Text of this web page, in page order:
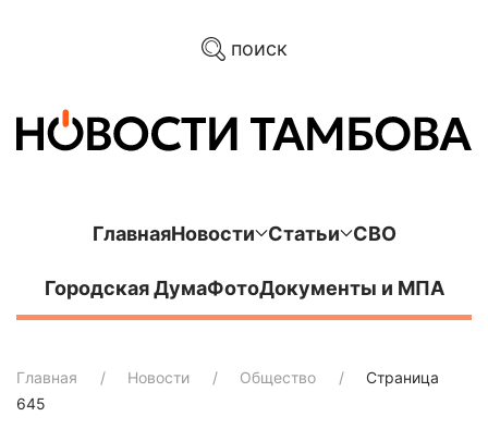
поиск
ГлавнаяНовости Статьи СВО
Городская ДумаФотоДокументы и МПА
Главная Новости Общество
Страница
645